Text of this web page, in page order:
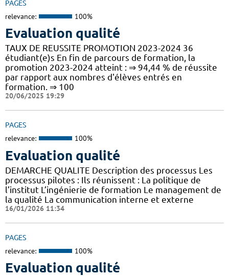
PAGES
relevance: 100%
Evaluation qualité
TAUX DE REUSSITE PROMOTION 2023-2024 36
étudiant(e)s En fin de parcours de formation, la
promotion 2023-2024 atteint : ⇒ 94,44 % de réussite
par rapport aux nombres d'élèves entrés en
formation. ⇒ 100
20/06/2025 19:29
PAGES
relevance: 100%
Evaluation qualité
DEMARCHE QUALITE Description des processus Les
processus pilotes : Ils réunissent : La politique de
l’institut L’ingénierie de formation Le management de
la qualité La communication interne et externe
16/01/2026 11:34
PAGES
relevance: 100%
Evaluation qualité